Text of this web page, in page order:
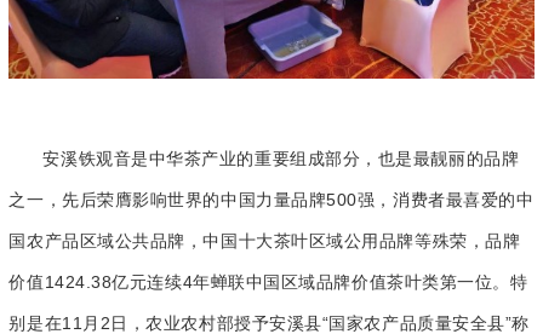
安溪铁观音是中华茶产业的重要组成部分，也是最靓丽的品牌
之一，先后荣膺影响世界的中国力量品牌500强，消费者最喜爱的中
国农产品区域公共品牌，中国十大茶叶区域公用品牌等殊荣，品牌
价值1424.38亿元连续4年蝉联中国区域品牌价值茶叶类第一位。特
别是在11月2日，农业农村部授予安溪县“国家农产品质量安全县”称